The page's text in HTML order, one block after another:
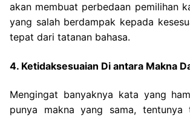
akan membuat perbedaan pemilihan
yang salah berdampak kepada
tepat dari tatanan bahasa.
4. Ketidaksesuaian Di antara Makna
Mengingat banyaknya kata yang
punya makna yang sama, tentunya